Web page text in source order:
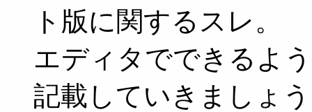
ト版に関するスレ。
エディタでできるよ
記載していきましょ